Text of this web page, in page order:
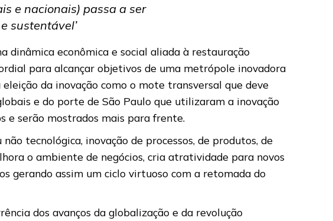
e nacionais) passa a ser
sustentável’
econômica e social aliada à restauração
para alcançar objetivos de uma metrópole inovadora
da inovação como o mote transversal que deve
e do porte de São Paulo que utilizaram a inovação
e serão mostrados mais para frente.
tecnológica, inovação de processos, de produtos, de
o ambiente de negócios, cria atratividade para novos
gerando assim um ciclo virtuoso com a retomada do
dos avanços da globalização e da revolução